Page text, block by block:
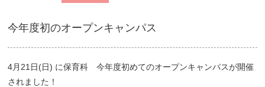
今年度初のオープンキャンパス
4月21日(日) に保育科 今年度初めてのオープンキャンパスが開催
されました！